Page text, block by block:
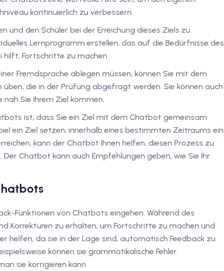
kontinuierlich zu verbessern.
und den Schüler bei der Erreichung dieses Ziels zu
Lernprogramm erstellen, das auf die Bedürfnisse des
hilft, Fortschritte zu machen.
Fremdsprache ablegen müssen, können Sie mit dem
die in der Prüfung abgefragt werden. Sie können auch
Sie Ihrem Ziel kommen.
ist, dass Sie ein Ziel mit dem Chatbot gemeinsam
ein Ziel setzen, innerhalb eines bestimmten Zeitraums ein
kann der Chatbot Ihnen helfen, diesen Prozess zu
Chatbot kann auch Empfehlungen geben, wie Sie Ihr
Funktionen von Chatbots eingehen. Während des
Korrekturen zu erhalten, um Fortschritte zu machen und
helfen, da sie in der Lage sind, automatisch Feedback zu
können sie grammatikalische Fehler
sie korrigieren kann.